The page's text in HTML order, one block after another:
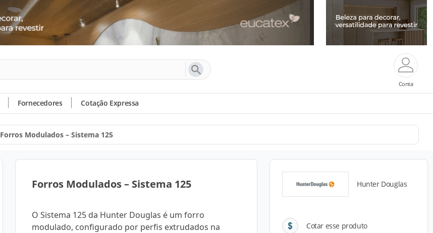
Conta
Fornecedores Cotação Expressa
Forros Modulados – Sistema 125
Forros Modulados – Sistema 125
O Sistema 125 da Hunter Douglas é um forro
modulado, configurado por perfis extrudados na
Hunter Douglas
Cotar esse produto